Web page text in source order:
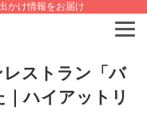
かけ情報をお届け
レストラン「バ
ハイアットリ